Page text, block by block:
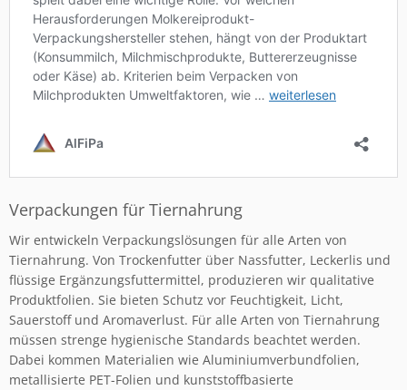
Verpackungen für Tiernahrung
Wir entwickeln Verpackungslösungen für alle Arten von
Tiernahrung. Von Trockenfutter über Nassfutter, Leckerlis und
flüssige Ergänzungsfuttermittel, produzieren wir qualitative
Produktfolien. Sie bieten Schutz vor Feuchtigkeit, Licht,
Sauerstoff und Aromaverlust. Für alle Arten von Tiernahrung
müssen strenge hygienische Standards beachtet werden.
Dabei kommen Materialien wie Aluminiumverbundfolien,
metallisierte PET-Folien und kunststoffbasierte